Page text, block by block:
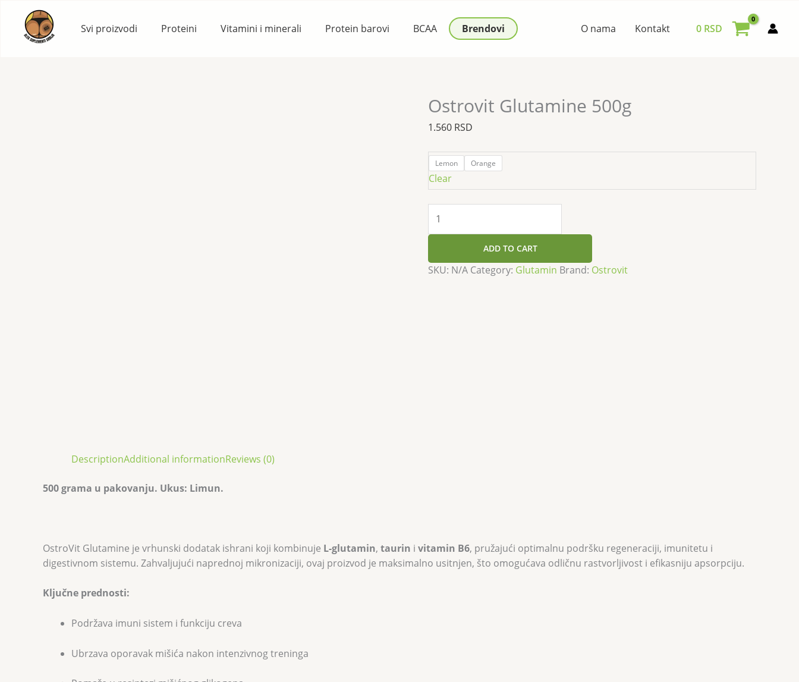
content
Svi proizvodi Proteini Vitamini i minerali Protein barovi BCAA Brendovi O nama Kontakt 0 RSD
Ostrovit Glutamine 500g
1.560 RSD
Lemon Orange
Clear
Glutamine
500g
ADD TO CART
SKU: N/A Category: Glutamin Brand: Ostrovit
DescriptionAdditional informationReviews (0)
500 grama u pakovanju. Ukus: Limun.
OstroVit Glutamine je vrhunski dodatak ishrani koji kombinuje L-glutamin, taurin i vitamin B6, pružajući optimalnu podršku regeneraciji, imunitetu i
digestivnom sistemu. Zahvaljujući naprednoj mikronizaciji, ovaj proizvod je maksimalno usitnjen, što omogućava odličnu rastvorljivost i efikasniju apsorpciju.
Ključne prednosti:
Podržava imuni sistem i funkciju creva
Ubrzava oporavak mišića nakon intenzivnog treninga